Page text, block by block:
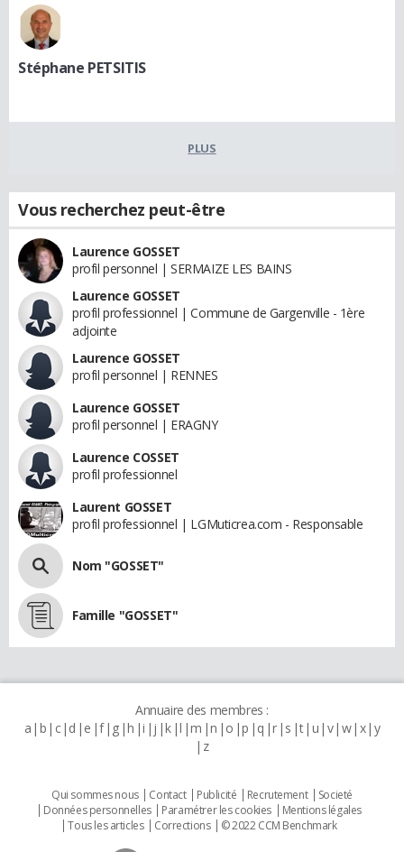
Stéphane PETSITIS
PLUS
Vous recherchez peut-être
Laurence GOSSET
profil personnel | SERMAIZE LES BAINS
Laurence GOSSET
profil professionnel | Commune de Gargenville - 1ère
adjointe
Laurence GOSSET
profil personnel | RENNES
Laurence GOSSET
profil personnel | ERAGNY
Laurence COSSET
profil professionnel
Laurent GOSSET
profil professionnel | LGMuticrea.com - Responsable
Nom "GOSSET"
Famille "GOSSET"
Annuaire des membres :
a b c d e f g h i j k l m n o p q r s t u v w x y
z
Qui sommes nous Contact Publicité Recrutement
Societé
Données personnelles
Paramétrer les cookies
Mentions légales
Tous les articles
Corrections © 2022 CCM Benchmark